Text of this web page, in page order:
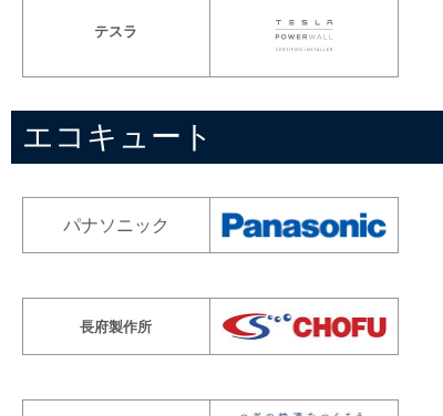
テスラ
エコキュート
パナソニック
長府製作所